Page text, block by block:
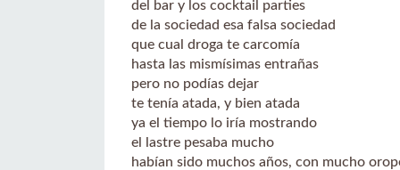
del bar y los cocktail parties
de la sociedad esa falsa sociedad
que cual droga te carcomía
hasta las mismísimas entrañas
pero no podías dejar
te tenía atada, y bien atada
ya el tiempo lo iría mostrando
el lastre pesaba mucho
habían sido muchos años, con mucho